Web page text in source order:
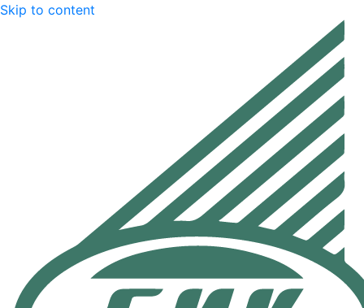
Skip to content